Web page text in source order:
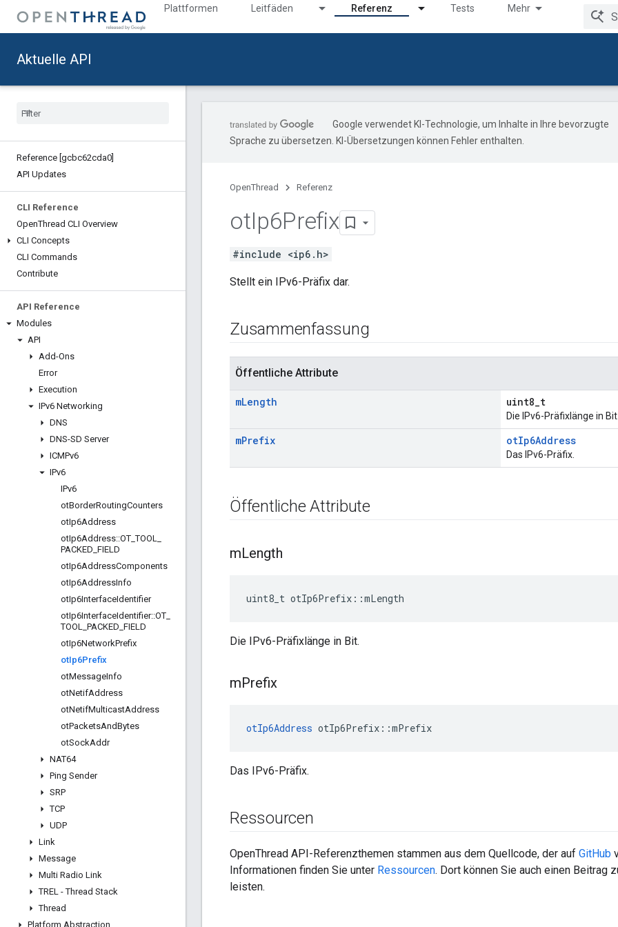
Plattformen Leitfäden Referenz Tests Mehr
Aktuelle API
Reference [gcbc62cda0]
API Updates
CLI Reference
OpenThread CLI Overview
CLI Concepts
CLI Commands
Contribute
API Reference
Modules
API
Add-Ons
Error
Execution
IPv6 Networking
DNS
DNS-SD Server
ICMPv6
IPv6
IPv6
otBorderRoutingCounters
otIp6Address
otIp6Address::OT _TOOL
PACKED FIELD
otIp6AddressComponents
otIp6AddressInfo
otIp6InterfaceIdentifier
otIp6InterfaceIdentifier::OT
TOOL PACKED FIELD
otIp6NetworkPrefix
otIp6Prefix
otMessageInfo
otNetifAddress
otNetifMulticastAddress
otPacketsAndBytes
otSockAddr
NAT64
Ping Sender
SRP
TCP
UDP
Link
Message
Multi Radio Link
TREL - Thread Stack
Thread
Platform Abstraction
Google verwendet KI-Technologie, um Inhalte in Ihre bevorzugte
Sprache zu übersetzen. KI-Übersetzungen können Fehler enthalten.
OpenThread Referenz
otIp6Prefix
#include <ip6.h>
Stellt ein IPv6-Präfix dar.
Zusammenfassung
Öffentliche Attribute
mLength uint8_t
Die IPv6-Präfixlänge in
mPrefix otIp6Address
Das IPv6-Präfix.
Öffentliche Attribute
mLength
uint8_t otIp6Prefix ::mLength
Die IPv6-Präfixlänge in Bit.
mPrefix
otIp6Address otIp6Prefix ::mPrefix
Das IPv6-Präfix.
Ressourcen
OpenThread API-Referenzthemen stammen aus dem Quellcode, der auf GitHub
Informationen finden Sie unter Ressourcen. Dort können Sie auch einen Beitrag
leisten.